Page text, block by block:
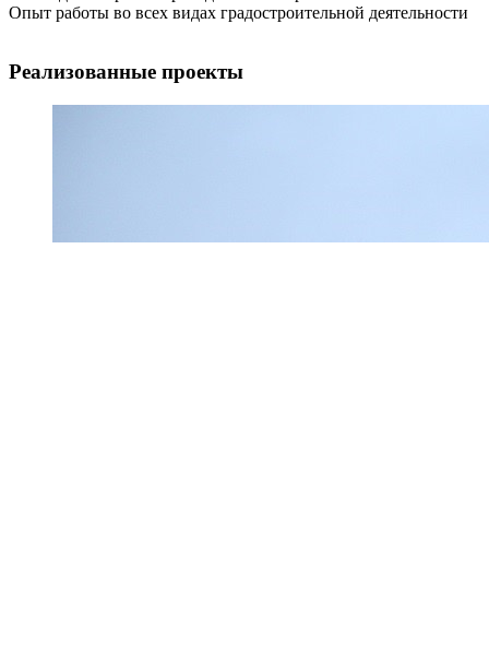
Опыт работы во всех видах градостроительной деятельности
Реализованные проекты